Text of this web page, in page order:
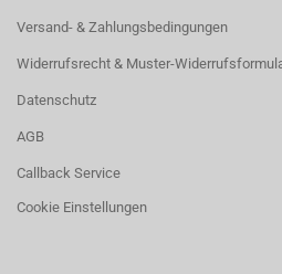
Versand- & Zahlungsbedingungen
Widerrufsrecht & Muster-
Datenschutz
AGB
Callback Service
Cookie Einstellungen